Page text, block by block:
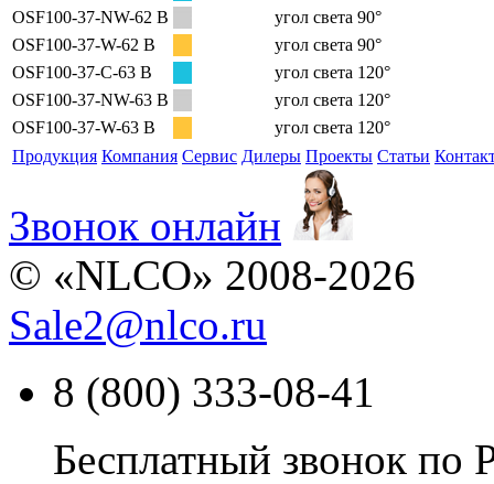
OSF100-37-NW-62 B
угол света 90°
OSF100-37-W-62 B
угол света 90°
OSF100-37-C-63 B
угол света 120°
OSF100-37-NW-63 B
угол света 120°
OSF100-37-W-63 B
угол света 120°
Продукция Компания Сервис Дилеры Проекты Статьи
Звонок онлайн
© «NLCO» 2008-2026
Sale2@nlco.ru
8 (800) 333-08-41
Бесплатный звонок по